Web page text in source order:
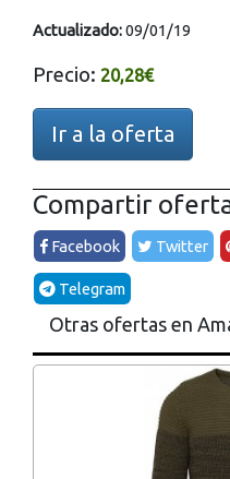
Actualizado:09/01/19
Precio: 20,28€
Ir a la oferta
Compartir
Facebook Twitter
Telegram
Otras ofertas en